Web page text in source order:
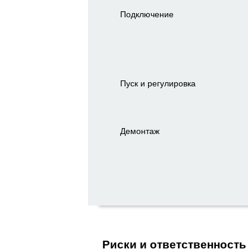
Подключение
Пуск и регулировка
Демонтаж
Риски и